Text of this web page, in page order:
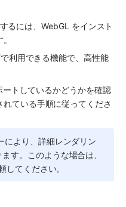
るには、WebGL をインスト
利用できる機能で、高性能
トしているかどうかを確認
ている手順に従ってくださ
により、詳細レンダリン
す。このような場合は、
してください。